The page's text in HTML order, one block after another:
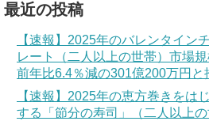
最近の投稿
【速報】2025年のバレンタイン
レート（二人以上の世帯）市場
前年比6.4％減の301億200万円と
【速報】2025年の恵方巻きをは
する「節分の寿司」（二人以上